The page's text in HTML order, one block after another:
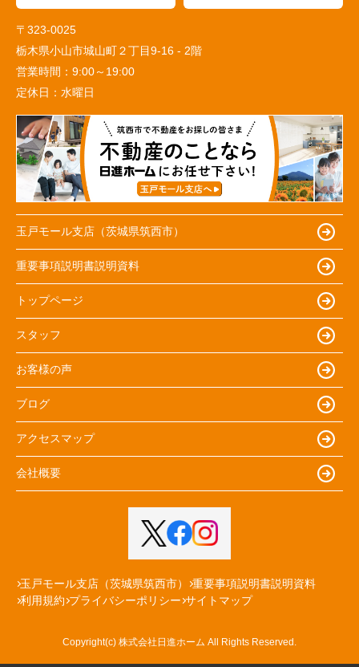
〒323-0025
栃木県小山市城山町２丁目9-16 - 2階
営業時間： 9:00～19:00
定休日： 水曜日
玉戸モール支店（茨城県筑西市）
重要事項説明書説明資料
トップページ
スタッフ
お客様の声
ブログ
アクセスマップ
会社概要
玉戸モール支店（茨城県筑西市）
重要事項説明書説明資料
利用規約 プライバシーポリシー サイトマップ
Copyright(c) 株式会社日進ホーム All Rights Reserved.